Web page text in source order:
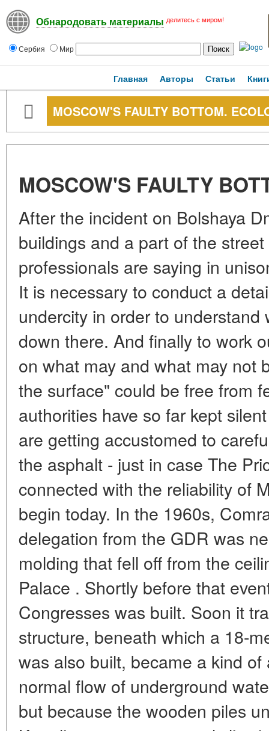
Обнародовать материалы делитесь с миром!
Сербия Мир
Главная Авторы Статьи
MOSCOW'S FAULTY BOTTOM.
MOSCOW'S FAULTY
After the incident on Bolshaya
buildings and a part of the
professionals are saying in
It is necessary to conduct a
undercity in order to
down there. And finally to work
on what may and what may not
the surface" could be free from
authorities have so far kept
are getting accustomed to
the asphalt - just in case The
connected with the reliability of
begin today. In the 1960s,
delegation from the GDR was
molding that fell off from the
Palace . Shortly before that
Congresses was built. Soon it
structure, beneath which a 18-
was also built, became a kind
normal flow of underground
but because the wooden piles